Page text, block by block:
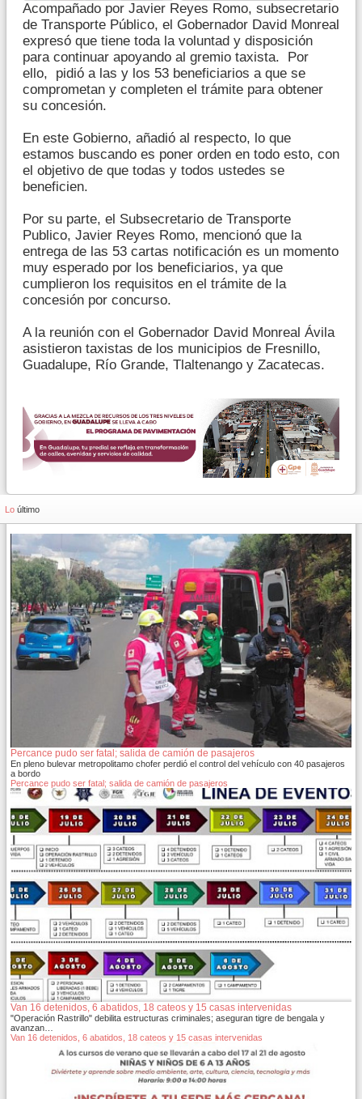
Acompañado por Javier Reyes Romo, subsecretario
de Transporte Público, el Gobernador David Monreal
expresó que tiene toda la voluntad y disposición
para continuar apoyando al gremio taxista. Por
ello, pidió a las y los 53 beneficiarios a que se
comprometan y completen el trámite para obtener
su concesión.
En este Gobierno, añadió al respecto, lo que
estamos buscando es poner orden en todo esto, con
el objetivo de que todas y todos ustedes se
beneficien.
Por su parte, el Subsecretario de Transporte
Publico, Javier Reyes Romo, mencionó que la
entrega de las 53 cartas notificación es un momento
muy esperado por los beneficiarios, ya que
cumplieron los requisitos en el trámite de la
concesión por concurso.
A la reunión con el Gobernador David Monreal Ávila
asistieron taxistas de los municipios de Fresnillo,
Guadalupe, Río Grande, Tlaltenango y Zacatecas.
Lo último
Percance pudo ser fatal; salida de camión de pasajeros
En pleno bulevar metropolitamo chofer perdió el control del vehículo con 40 pasajeros
a bordo
Percance pudo ser fatal; salida de camión de pasajeros
Van 16 detenidos, 6 abatidos, 18 cateos y 15 casas intervenidas
"Operación Rastrillo" debilita estructuras criminales; aseguran tigre de bengala y
avanzan…
Van 16 detenidos, 6 abatidos, 18 cateos y 15 casas intervenidas